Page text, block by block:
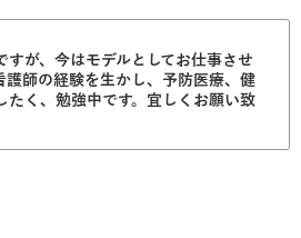
が、今はモデルとしてお仕事させ
護師の経験を生かし、予防医療、健
たく、勉強中です。宜しくお願い致